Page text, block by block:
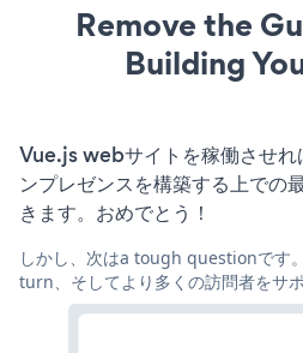
Remove the
Building
Vue.js webサイトを稼働させれ
ンプレゼンスを構築する上での
きます。おめでとう！
しかし、次はa tough questionです
turn、そしてより多くの訪問者をサ